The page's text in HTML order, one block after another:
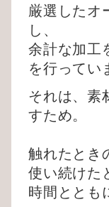
厳選したオ
し、
余計な加工
を行ってい
それは、素
すため。
触れたとき
使い続けた
時間ととも